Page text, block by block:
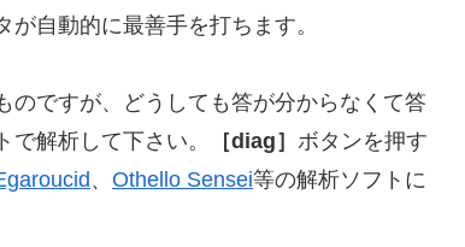
自動的に最善手を打ちます。
のですが、どうしても答が分からなくて答
解析して下さい。
［diag］ ボタンを押す
、 Othello Sensei等の解析ソフトに